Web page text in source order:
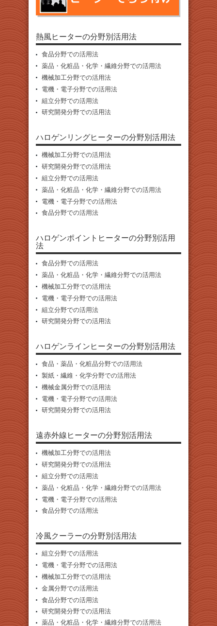
熱風ヒーターの分野別活用法
食品分野での活用法
薬品・化粧品・化学・繊維分野での活用法
機械加工分野での活用法
電機・電子分野での活用法
組立分野での活用法
研究開発分野での活用法
ハロゲンリングヒーターの分野別活用法
機械加工分野での活用法
研究開発分野での活用法
組立分野での活用法
薬品・化粧品・化学・繊維分野での活用法
電機・電子分野での活用法
食品分野での活用法
ハロゲンポイントヒーターの分野別活用
法
食品分野での活用法
薬品・化粧品・化学・繊維分野での活用法
機械加工分野での活用法
電機・電子分野での活用法
組立分野での活用法
研究開発分野での活用法
ハロゲンラインヒーターの分野別活用法
食品・薬品・化粧品分野での活用法
製紙・繊維・化学分野での活用法
機械金属分野での活用法
電機・電子分野での活用法
研究開発分野での活用法
遠赤外線ヒーターの分野別活用法
機械加工分野での活用法
研究開発分野での活用法
組立分野での活用法
薬品・化粧品・化学・繊維分野での活用法
電機・電子分野での活用法
食品分野での活用法
冷風クーラーの分野別活用法
組立分野での活用法
電機・電子分野での活用法
機械加工分野での活用法
金属分野での活用法
食品分野での活用法
研究開発分野での活用法
薬品・化粧品・化学・繊維分野での活用法